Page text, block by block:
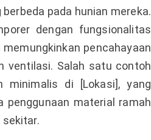
pada hunian mereka.
dengan fungsionalitas
pencahayaan
ventilasi. Salah satu contoh
minimalis di [Lokasi], yang
penggunaan material ramah
sekitar.